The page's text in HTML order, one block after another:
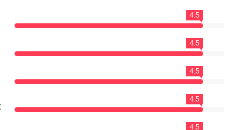
4.5
4.5
4.5
4.5
4.5